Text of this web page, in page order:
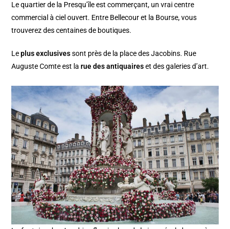
Le quartier de la Presqu’île est commerçant, un vrai centre
commercial à ciel ouvert. Entre Bellecour et la Bourse, vous
trouverez des centaines de boutiques.
Leplus exclusivessont près de la place des Jacobins. Rue
Auguste Comte est larue des antiquaireset des galeries d’art.